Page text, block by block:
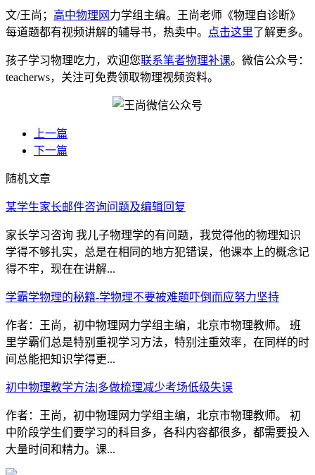
文/王尚； 高中物理网 力学组主编。王尚老师《物理自诊断》
每道题都有视频讲解的辅导书，热卖中。
点击这里了解更多。
孩子学习物理吃力，欢迎您联系笔者物理补课。微信公众号：
teacherws，关注可免费领取物理视频资料。
上一篇
下一篇
随机文章
某学生家长邮件咨询问题及编辑回复
家长学习咨询 我儿子物理学的有问题，我觉得他的物理知识
学得不够扎实，总是在相同的地方犯错误，他课本上的概念记
得不牢，现在在讲解...
学霸学物理的秘籍-学物理不要被难题吓倒而应努力坚持
作者：王尚，初中物理网力学组主编，北京市物理教师。 班
里学霸们总是特别重视学习方法，特别注重效率，在同样的时
间总能把知识学得更...
初中物理教学方法|多做梳理减少考场低级失误
作者：王尚，初中物理网力学组主编，北京市物理教师。 初
中阶段学生们要学习的科目多，各科内容都很多，都需要投入
大量时间和精力。课...